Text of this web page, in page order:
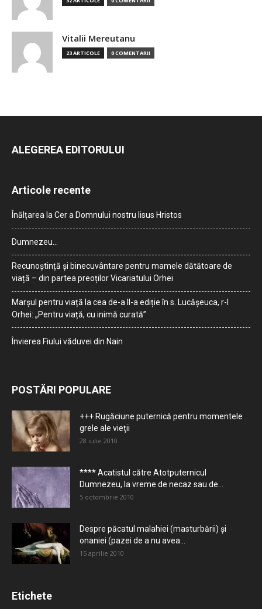
Vitalii Mereutanu
23 ARTICOLE 0 COMENTARII
ALEGEREA EDITORULUI
Articole recente
Înălțarea la Cer a Domnului nostru Iisus Hristos
Dumnezeu…
Recunoștință și binecuvântare pentru mamele dătătoare de
viață – din partea preoților Vicariatului Orhei
Marșul pentru viață la cea de-a II-a ediție în s. Lucășeuca, r-l
Orhei: „Pentru viață, cu inimă curată”
Învierea Fiului văduvei din Nain
POSTĂRI POPULARE
+++ Rugăciune puternică pentru momentele
grele ale vieţii
28 iulie 2010
**** Acatistul către Atotputernicul
Dumnezeu, la vreme de necaz sau de...
5 octombrie 2010
Despre păcatul malahiei (masturbării) şi
onaniei (pazei de a nu avea...
15 aprilie 2010
Etichete